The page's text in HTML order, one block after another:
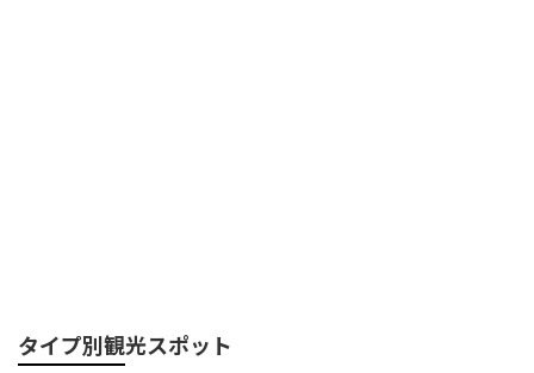
タイプ別観光スポット